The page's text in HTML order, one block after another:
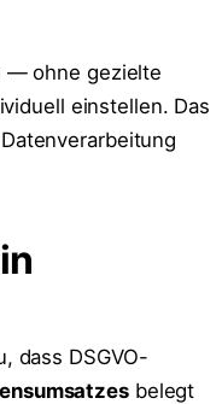
— ohne gezielte
einstellen. Das
dass DSGVO-
belegt